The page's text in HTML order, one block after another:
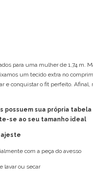
para uma mulher de 1,74 m.
um tecido extra no
e conquistar o fit perfeito. Afinal,
possuem sua própria
se ao seu tamanho ideal
com a peça do avesso
lavar ou secar